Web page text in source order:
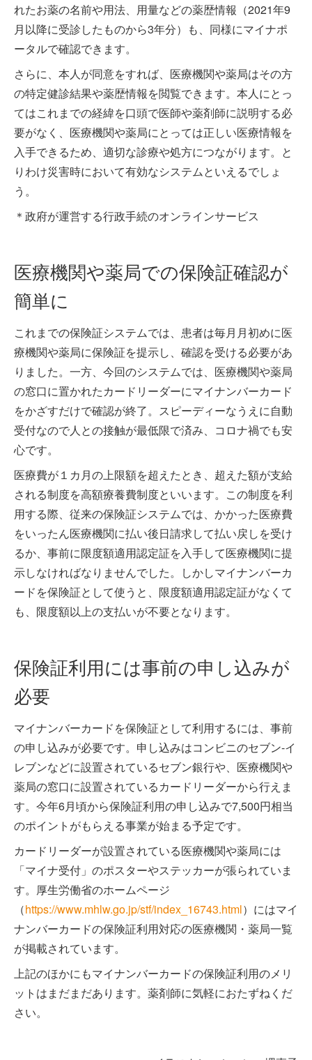
れたお薬の名前や用法、用量などの薬歴情報（2021年9
月以降に受診したものから3年分）も、同様にマイナポ
ータルで確認できます。
さらに、本人が同意をすれば、医療機関や薬局はその方
の特定健診結果や薬歴情報を閲覧できます。本人にとっ
てはこれまでの経緯を口頭で医師や薬剤師に説明する必
要がなく、医療機関や薬局にとっては正しい医療情報を
入手できるため、適切な診療や処方につながります。と
りわけ災害時において有効なシステムといえるでしょ
う。
＊政府が運営する行政手続のオンラインサービス
医療機関や薬局での保険証確認が
簡単に
これまでの保険証システムでは、患者は毎月月初めに医
療機関や薬局に保険証を提示し、確認を受ける必要があ
りました。一方、今回のシステムでは、医療機関や薬局
の窓口に置かれたカードリーダーにマイナンバーカード
をかざすだけで確認が終了。スピーディーなうえに自動
受付なので人との接触が最低限で済み、コロナ禍でも安
心です。
医療費が１カ月の上限額を超えたとき、超えた額が支給
される制度を高額療養費制度といいます。この制度を利
用する際、従来の保険証システムでは、かかった医療費
をいったん医療機関に払い後日請求して払い戻しを受け
るか、事前に限度額適用認定証を入手して医療機関に提
示しなければなりませんでした。しかしマイナンバーカ
ードを保険証として使うと、限度額適用認定証がなくて
も、限度額以上の支払いが不要となります。
保険証利用には事前の申し込みが
必要
マイナンバーカードを保険証として利用するには、事前
の申し込みが必要です。申し込みはコンビニのセブン-イ
レブンなどに設置されているセブン銀行や、医療機関や
薬局の窓口に設置されているカードリーダーから行えま
す。今年6月頃から保険証利用の申し込みで7,500円相当
のポイントがもらえる事業が始まる予定です。
カードリーダーが設置されている医療機関や薬局には
「マイナ受付」のポスターやステッカーが張られていま
す。厚生労働省のホームページ
（https://www.mhlw.go.jp/stf/index_16743.html）にはマイ
ナンバーカードの保険証利用対応の医療機関・薬局一覧
が掲載されています。
上記のほかにもマイナンバーカードの保険証利用のメリ
ットはまだまだあります。薬剤師に気軽におたずねくだ
さい。